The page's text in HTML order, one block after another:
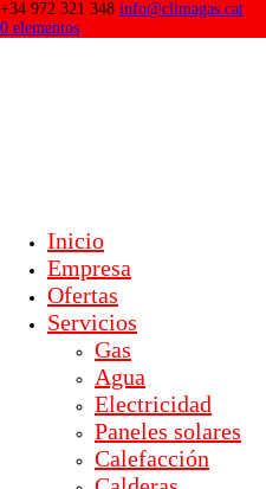
+34 972 321 348 info@climagas.cat
0 elementos
Inicio
Empresa
Ofertas
Servicios
Gas
Agua
Electricidad
Paneles solares
Calefacción